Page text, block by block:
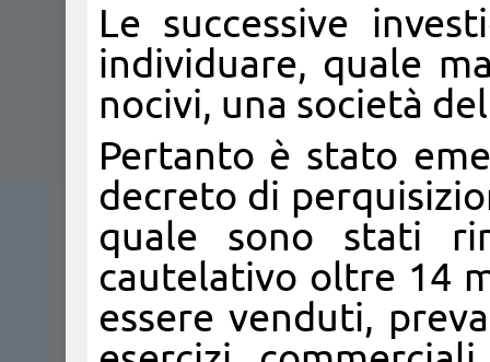
Le successive
individuare, quale
nocivi, una società
Pertanto è stato
decreto di
quale sono stati
cautelativo oltre 14
essere venduti,